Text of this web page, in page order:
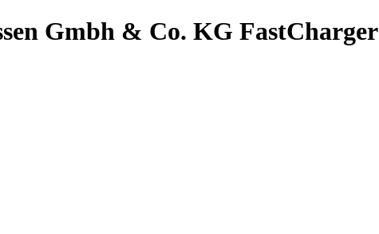
Gmbh & Co. KG FastCharger